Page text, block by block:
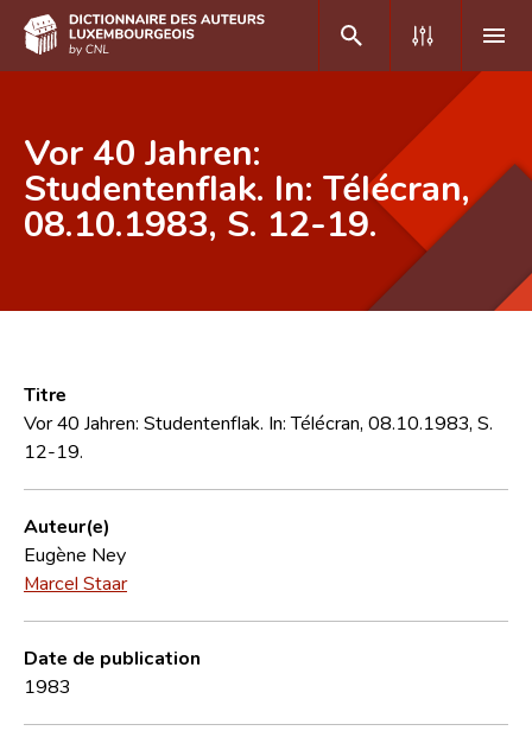
DE FR
Accueil
Recherche avancée
CNL
Équipe scientifique
Vor 40 Jahren:
Studentenflak. In: Télécran,
08.10.1983, S. 12-19.
Titre
Vor 40 Jahren: Studentenflak. In: Télécran, 08.10.1983, S.
12-19.
Auteur(e)
Eugène Ney
Marcel Staar
Date de publication
1983